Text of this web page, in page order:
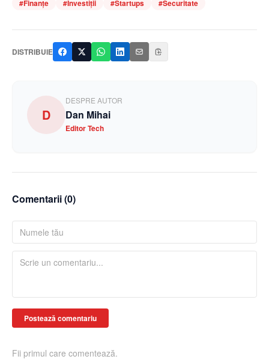
#Finanțe #Investiții #Startups #Securitate
DISTRIBUIE
D
DESPRE AUTOR
Dan Mihai
Editor Tech
Comentarii (0)
Postează comentariu
Fii primul care comentează.